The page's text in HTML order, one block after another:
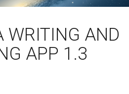
WRITING AND
APP 1.3